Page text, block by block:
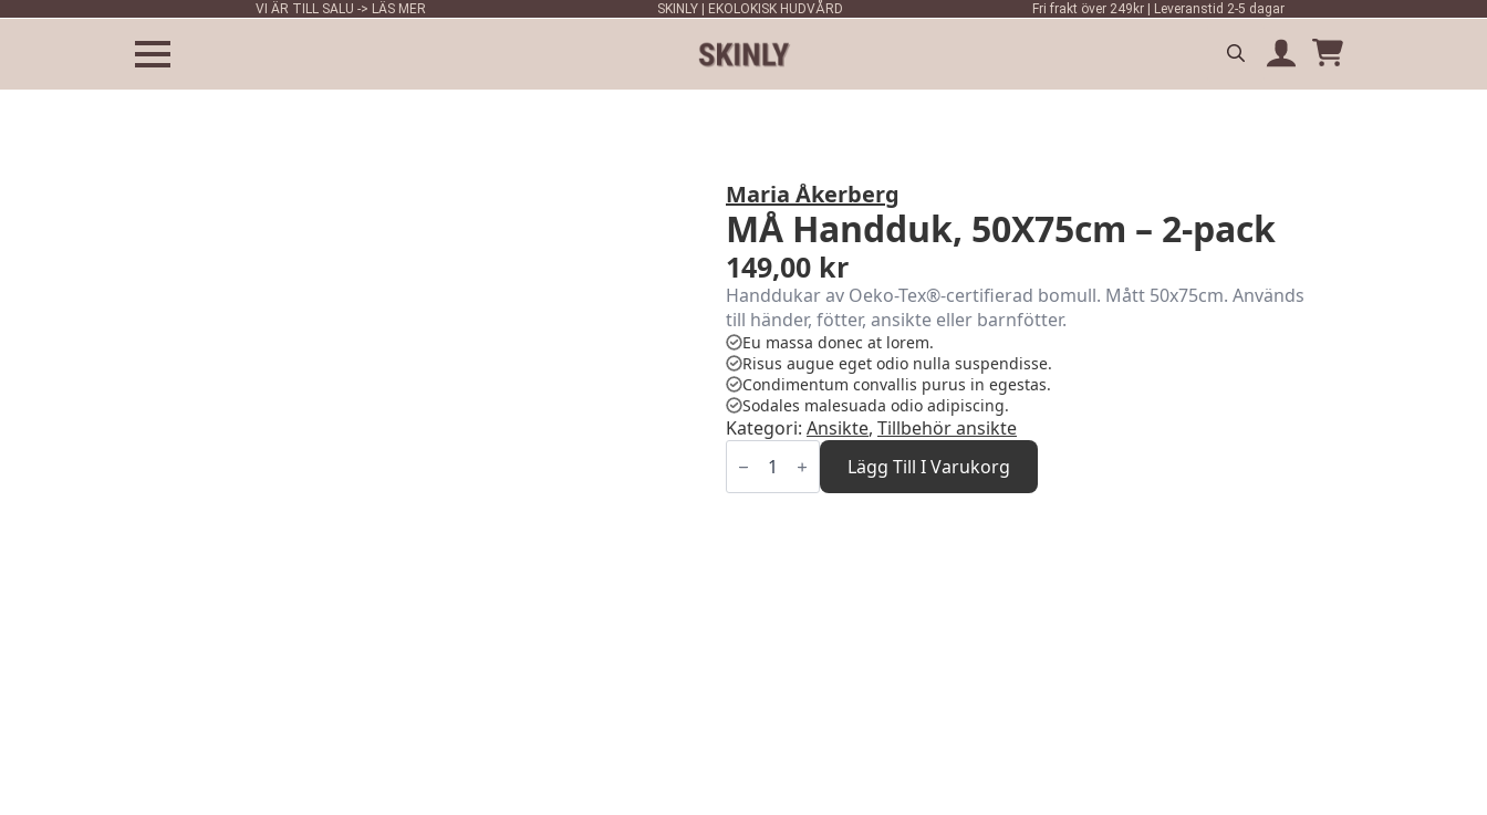
VI ÄR TILL SALU -> LÄS MER SKINLY | EKOLOKISK HUDVÅRD Fri frakt över 249kr | Leveranstid 2-5 dagar
Search
Maria Åkerberg
MÅ Handduk, 50X75cm – 2-pack
149,00 kr
Handdukar av Oeko-Tex®-certifierad bomull. Mått 50x75cm. Används
till händer, fötter, ansikte eller barnfötter.
Eu massa donec at lorem.
Risus augue eget odio nulla suspendisse.
Condimentum convallis purus in egestas.
Sodales malesuada odio adipiscing.
Kategori: Ansikte, Tillbehör ansikte
MÅ
Handduk,
-
Lägg Till I Varukorg